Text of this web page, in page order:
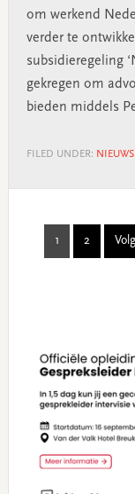
om werkend
verder te
subsidieregeling
gekregen om
bieden middels
FILED UNDER: NIEUWS
Page
1 Page
2